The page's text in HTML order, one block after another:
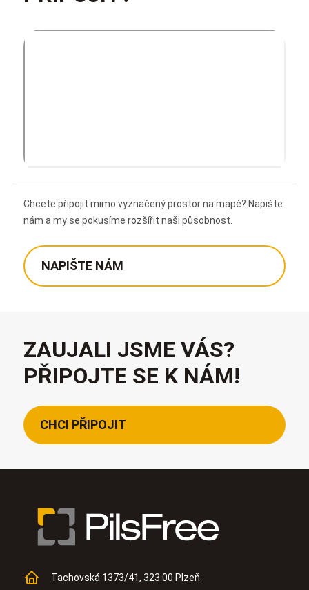
Chcete připojit mimo vyznačený prostor na mapě? Napište
nám a my se pokusíme rozšířit naši působnost.
NAPIŠTE NÁM
ZAUJALI JSME VÁS?
PŘIPOJTE SE K NÁM!
CHCI PŘIPOJIT
Tachovská 1373/41, 323 00 Plzeň